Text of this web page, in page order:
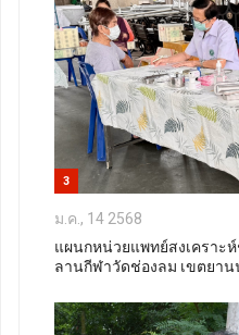
3
ม.ค., 14 2568
แผนกหน่วยแพทย์สงเครา
ลานกีฬาวัดช่องลม เขตยาน